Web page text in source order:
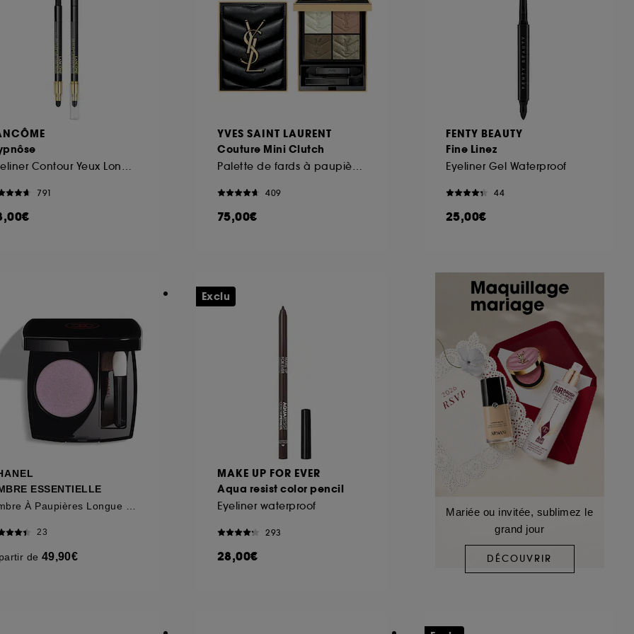
791
YVES SAINT LAURENT
Couture Mini Clutch
409
75,00€
FENTY BEAUTY
Fine Linez
Eyeliner Gel Waterproof
44
25,00€
ESSENTIELLE
23
de 49,90€
MAKE UP FOR EVER
Aqua resist color pencil
Eyeliner waterproof
293
28,00€
Exclu
Mariée ou invitée, sublimez le
grand jour
DÉCOUVRIR
et la lecture de ces traceurs requiert votre accord. Vous pouvez personnaliser vos choix concernant
mes choix" ci-dessous ou décider de "tout accepter". Sephora pourra associer les
Cookies, pour les finalités acceptées, avec les données personnelles collectées ou générées lors
refuser tous les cookies, cliques sur "continuer sans accepter". Voous pouvez à tout moment choisir
obtenir plus d'information sur les cookies utilisés,